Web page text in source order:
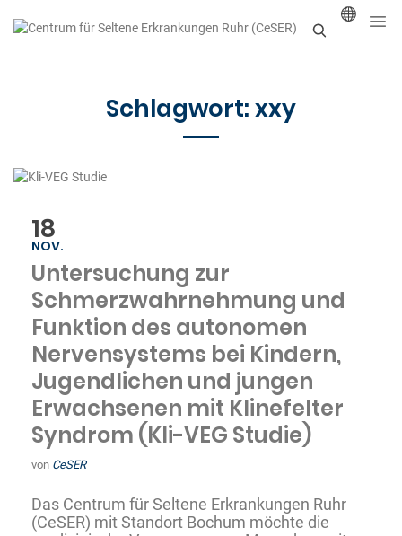
Schlagwort:xxy
18
NOV.
Untersuchung zur
Schmerzwahrnehmung und
Funktion des autonomen
Nervensystems bei Kindern,
Jugendlichen und jungen
Erwachsenen mit Klinefelter
Syndrom (Kli-VEG Studie)
von CeSER
Das Centrum für Seltene Erkrankungen Ruhr
(CeSER) mit Standort Bochum möchte die